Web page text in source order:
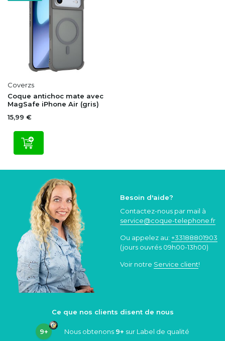
Coverzs
Coque antichoc mate avec
MagSafe iPhone Air (gris)
15,99 €
Besoin d'aide?
Contactez-nous par mail à
service@coque-telephone.fr
Ou appelez au: +33188801903
(jours ouvrés 09h00-13h00)
Voir notre Service client!
Ce que nos clients disent de nous
9+ Nous obtenons 9+ sur Label de qualité